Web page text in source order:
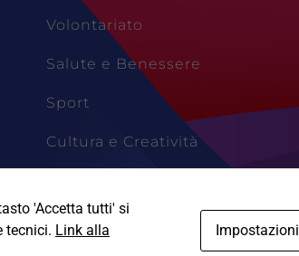
Volontariato
Salute e Benessere
Sport
Cultura e Creatività
'Accetta tutti' si
tecnici. Link alla
Impostazioni